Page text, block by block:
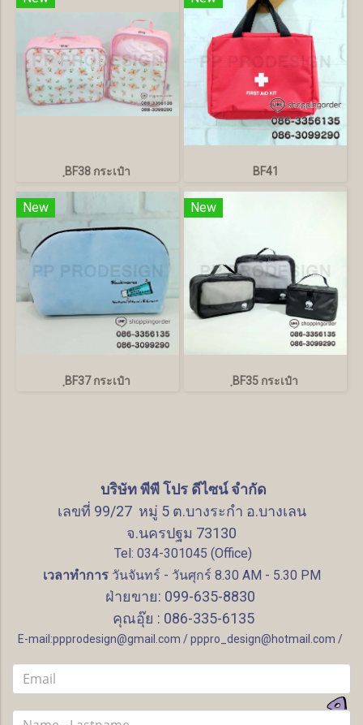
ฺBF38 กระเป๋า BF41
New
ฺBF37 กระเป๋า
New
ฺBF35 กระเป๋า
บริษัท พีพี โปร ดีไซน์ จำกัด
เลขที่ 99/27 หมู่ 5 ต.บางระกำ อ.บางเลน
จ.นครปฐม 73130
Tel: 034-301045 (Office)
เวลาทำการวันจันทร์ - วันศุกร์ 8.30 AM - 5.30 PM
ฝ่ายขาย: 099-635-8830
คุณอุ๊ย : 086-335-6135
E-mail:ppprodesign@gmail.com / pppro_design@hotmail.com /